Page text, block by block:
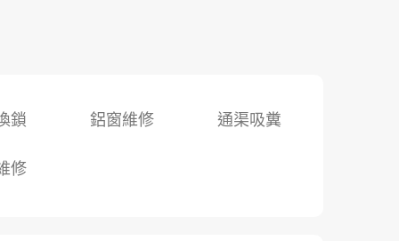
鎖 鋁窗維修 通渠吸糞
修